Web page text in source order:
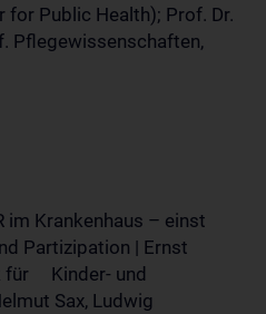
for Public Health); Prof. Dr.
Pflegewissenschaften,
im Krankenhaus – einst
Partizipation | Ernst
für Kinder- und
Sax, Ludwig